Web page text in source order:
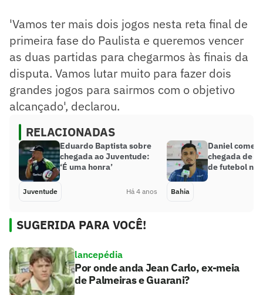
'Vamos ter mais dois jogos nesta reta final de
primeira fase do Paulista e queremos vencer
as duas partidas para chegarmos às finais da
disputa. Vamos lutar muito para fazer dois
grandes jogos para sairmos com o objetivo
alcançado', declarou.
RELACIONADAS
Eduardo Baptista sobre
chegada ao Juventude:
‘É uma honra’
Juventude Há 4 anos
Daniel
chegada de
de futebol no
Bahia
SUGERIDA PARA VOCÊ!
lancepédia
Por onde anda Jean Carlo, ex-meia
de Palmeiras e Guarani?